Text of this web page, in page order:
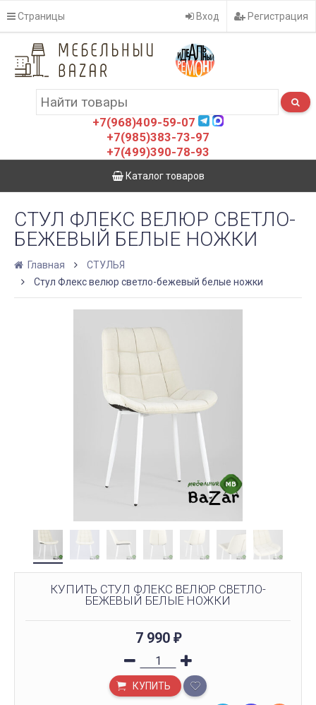
Страницы Вход Регистрация
+7(968)409-59-07
+7(985)383-73-97
+7(499)390-78-93
Каталог товаров
СТУЛ ФЛЕКС ВЕЛЮР СВЕТЛО-
БЕЖЕВЫЙ БЕЛЫЕ НОЖКИ
Главная
СТУЛЬЯ
Стул Флекс велюр светло-бежевый белые ножки
КУПИТЬ СТУЛ ФЛЕКС ВЕЛЮР СВЕТЛО-
БЕЖЕВЫЙ БЕЛЫЕ НОЖКИ
7 990 ₽
КУПИТЬ